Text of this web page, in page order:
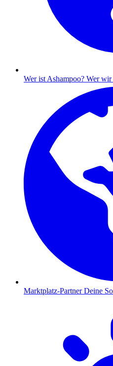
Wer ist Ashampoo? Wer wir
Marktplatz-Partner Deine